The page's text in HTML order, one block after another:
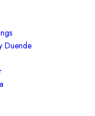
Duende